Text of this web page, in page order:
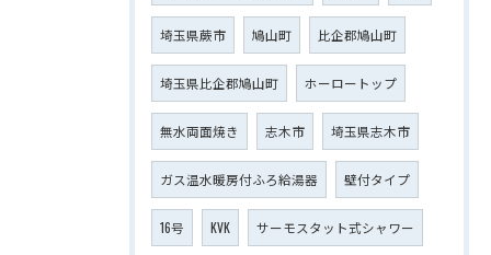
埼玉県蕨市 鳩山町 比企郡鳩山町
埼玉県比企郡鳩山町 ホーロートップ
無水両面焼き 志木市 埼玉県志木市
ガス温水暖房付ふろ給湯器 壁付タイプ
16号 KVK サーモスタット式シャワー